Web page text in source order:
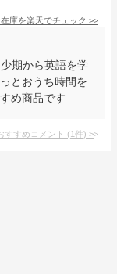
庫を楽天でチェック >>
期から英語を学
とおうち時間を
め商品です
すすめコメント (1件) >